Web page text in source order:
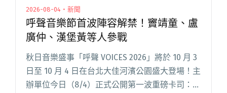
2026-08-04・新聞
呼聲音樂節首波陣容解禁！竇靖童、盧
廣仲、漢堡黃等人參戰
秋日音樂盛事「呼聲 VOICES 2026」將於 10 月 3
日至 10 月 4 日在台北大佳河濱公園盛大登場！主
辦單位今日（8/4）正式公開第一波重磅卡司：包